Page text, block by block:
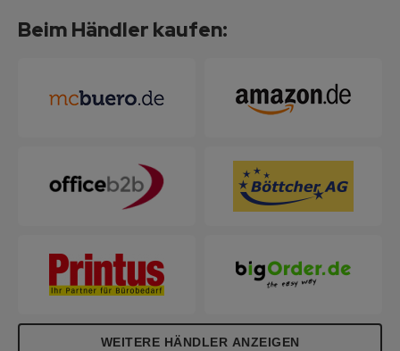
Messepräsentationen, Ausstellungen, im
genauso geeignet, wie auch als Präsentations-
verwendbar und werden inkl. Befestigungsadapter
geliefert. Die Säulen müssen separat bestellt
werden (Bei Einzelaufstellung: Anzahl der Tafeln x
Beim Händler kaufen:
WEITERE HÄNDLER ANZEIGEN